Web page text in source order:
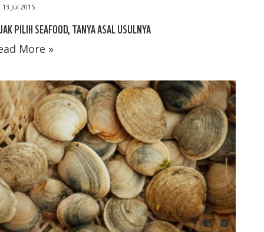
13 Jul 2015
PILIH SEAFOOD, TANYA ASAL USULNYA
More »